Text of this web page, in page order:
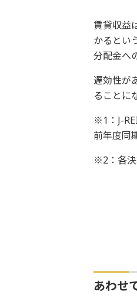
賃貸収益
かるとい
分配金へ
遅効性が
ることに
※1：J-
前年度同
※2：各決
あわせ